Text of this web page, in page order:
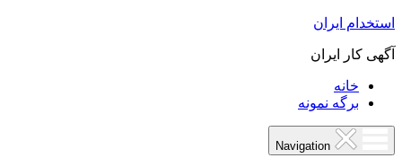
استخدام ایران
آگهی کار ایران
خانه
برگه نمونه